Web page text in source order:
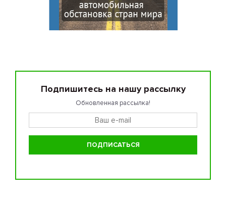
Подпишитесь на нашу рассылку
Обновленная рассылка!